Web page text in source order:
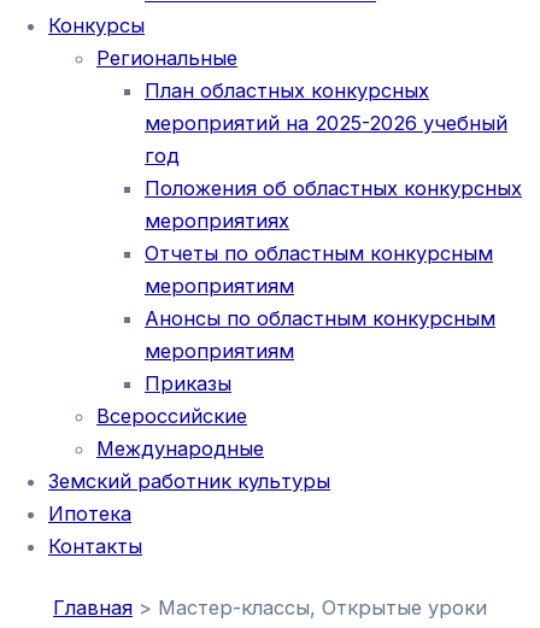
Конкурсы
Региональные
План областных конкурсных
мероприятий на 2025-2026 учебный
год
Положения об областных конкурсных
мероприятиях
Отчеты по областным конкурсным
мероприятиям
Анонсы по областным конкурсным
мероприятиям
Приказы
Всероссийские
Международные
Земский работник культуры
Ипотека
Контакты
Главная Мастер-классы, Открытые уроки